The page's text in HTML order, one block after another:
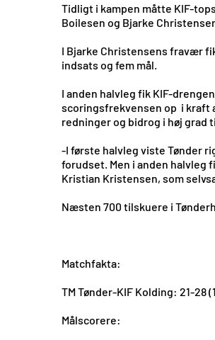
Tidligt i kampen måtte KIF-
Boilesen og Bjarke
I Bjarke Christensens fravær
indsats og fem mål.
I anden halvleg fik KIF-
scoringsfrekvensen op i kraft
redninger og bidrog i høj grad
-I første halvleg viste Tønder
forudset. Men i anden halvleg
Kristian Kristensen, som
Næsten 700 tilskuere i
Matchfakta:
TM Tønder-KIF Kolding: 21-28
Målscorere: